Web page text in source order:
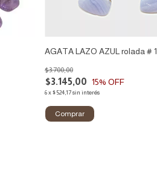
AGATA LAZO AZUL rolada # 1
$3.145,00
$3.700,00
15% OFF
6x$524,17sin interés